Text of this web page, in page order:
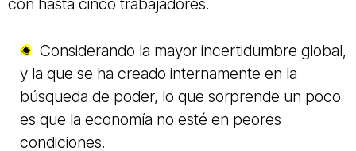
con hasta cinco trabajadores.
Considerando la mayor incertidumbre global,
y la que se ha creado internamente en la
búsqueda de poder, lo que sorprende un poco
es que la economía no esté en peores
condiciones.